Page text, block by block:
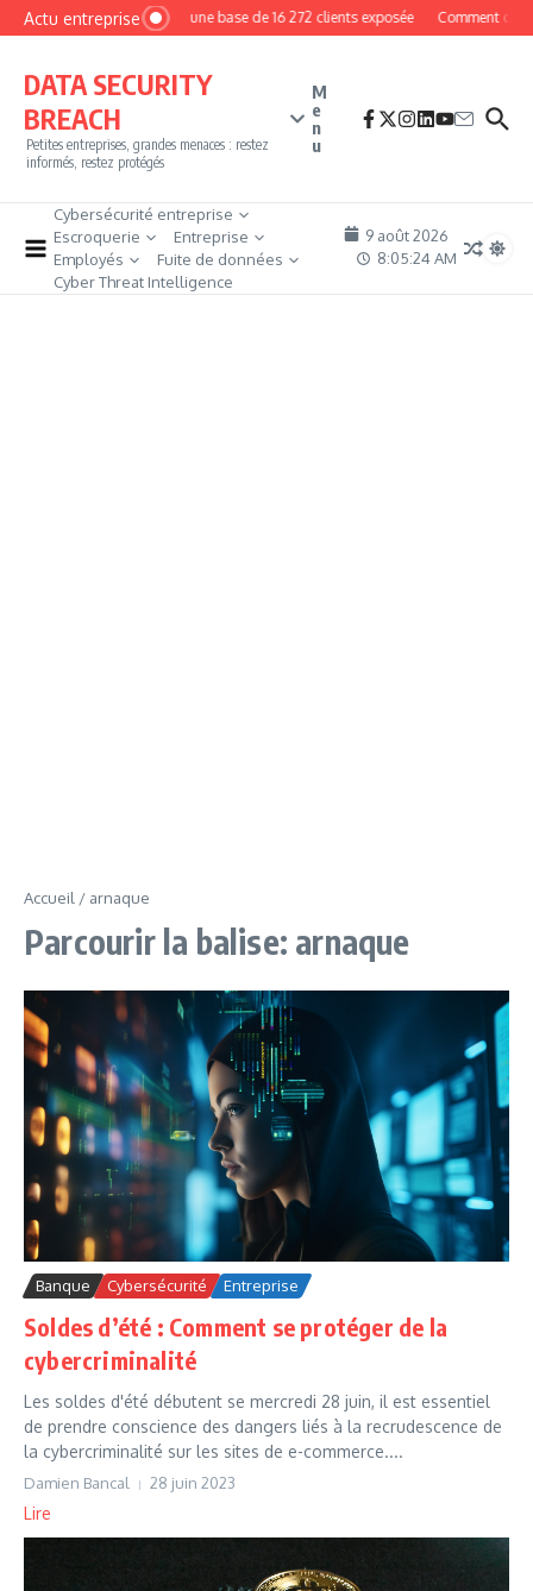
Aller au contenu
Actu entrepriseMyPhoto : une base de 16 272 clients exposée Comment
DATA SECURITY
BREACH
Petites entreprises, grandes menaces : restez
informés, restez protégés
M
e
n
u
Cybersécurité entreprise
Escroquerie
Entreprise
Employés
Fuite de données
Cyber Threat Intelligence
9 août 2026
8:05:26 AM
Accueil / arnaque
Parcourir la balise: arnaque
Banque Cybersécurité Entreprise
Soldes d’été : Comment se protéger de la
cybercriminalité
Les soldes d'été débutent se mercredi 28 juin, il est essentiel
de prendre conscience des dangers liés à la recrudescence de
la cybercriminalité sur les sites de e-commerce....
Damien Bancal 28 juin 2023
Lire